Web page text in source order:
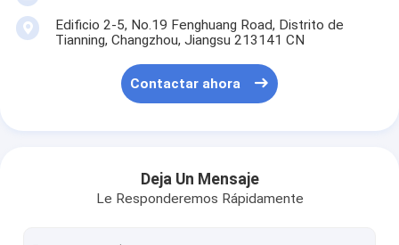
Edificio 2-5, No.19 Fenghuang Road, Distrito de
Tianning, Changzhou, Jiangsu 213141 CN
Contactar ahora
Deja Un Mensaje
Le Responderemos Rápidamente